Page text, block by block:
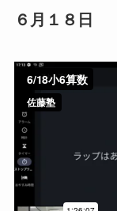
６月１８日